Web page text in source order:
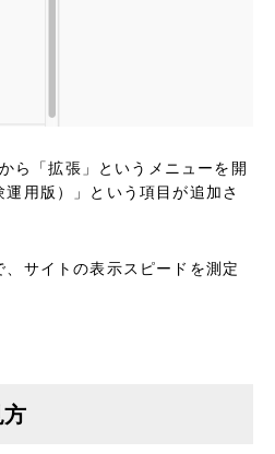
ら「拡張」というメニューを開
用版）」という項目が追加さ
サイトの表示スピードを測定
方